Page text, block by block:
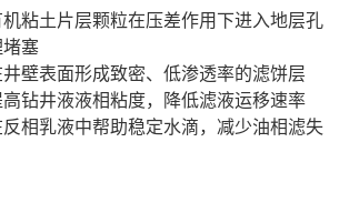
粘土片层颗粒在压差作用下进入地层孔
塞
壁表面形成致密、低渗透率的滤饼层
钻井液液相粘度，降低滤液运移速率
相乳液中帮助稳定水滴，减少油相滤失